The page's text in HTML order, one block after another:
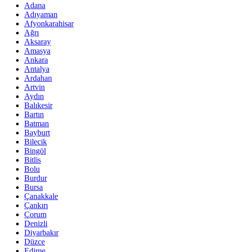
Adana
Adıyaman
Afyonkarahisar
Ağrı
Aksaray
Amasya
Ankara
Antalya
Ardahan
Artvin
Aydın
Balıkesir
Bartın
Batman
Bayburt
Bilecik
Bingöl
Bitlis
Bolu
Burdur
Bursa
Çanakkale
Çankırı
Çorum
Denizli
Diyarbakır
Düzce